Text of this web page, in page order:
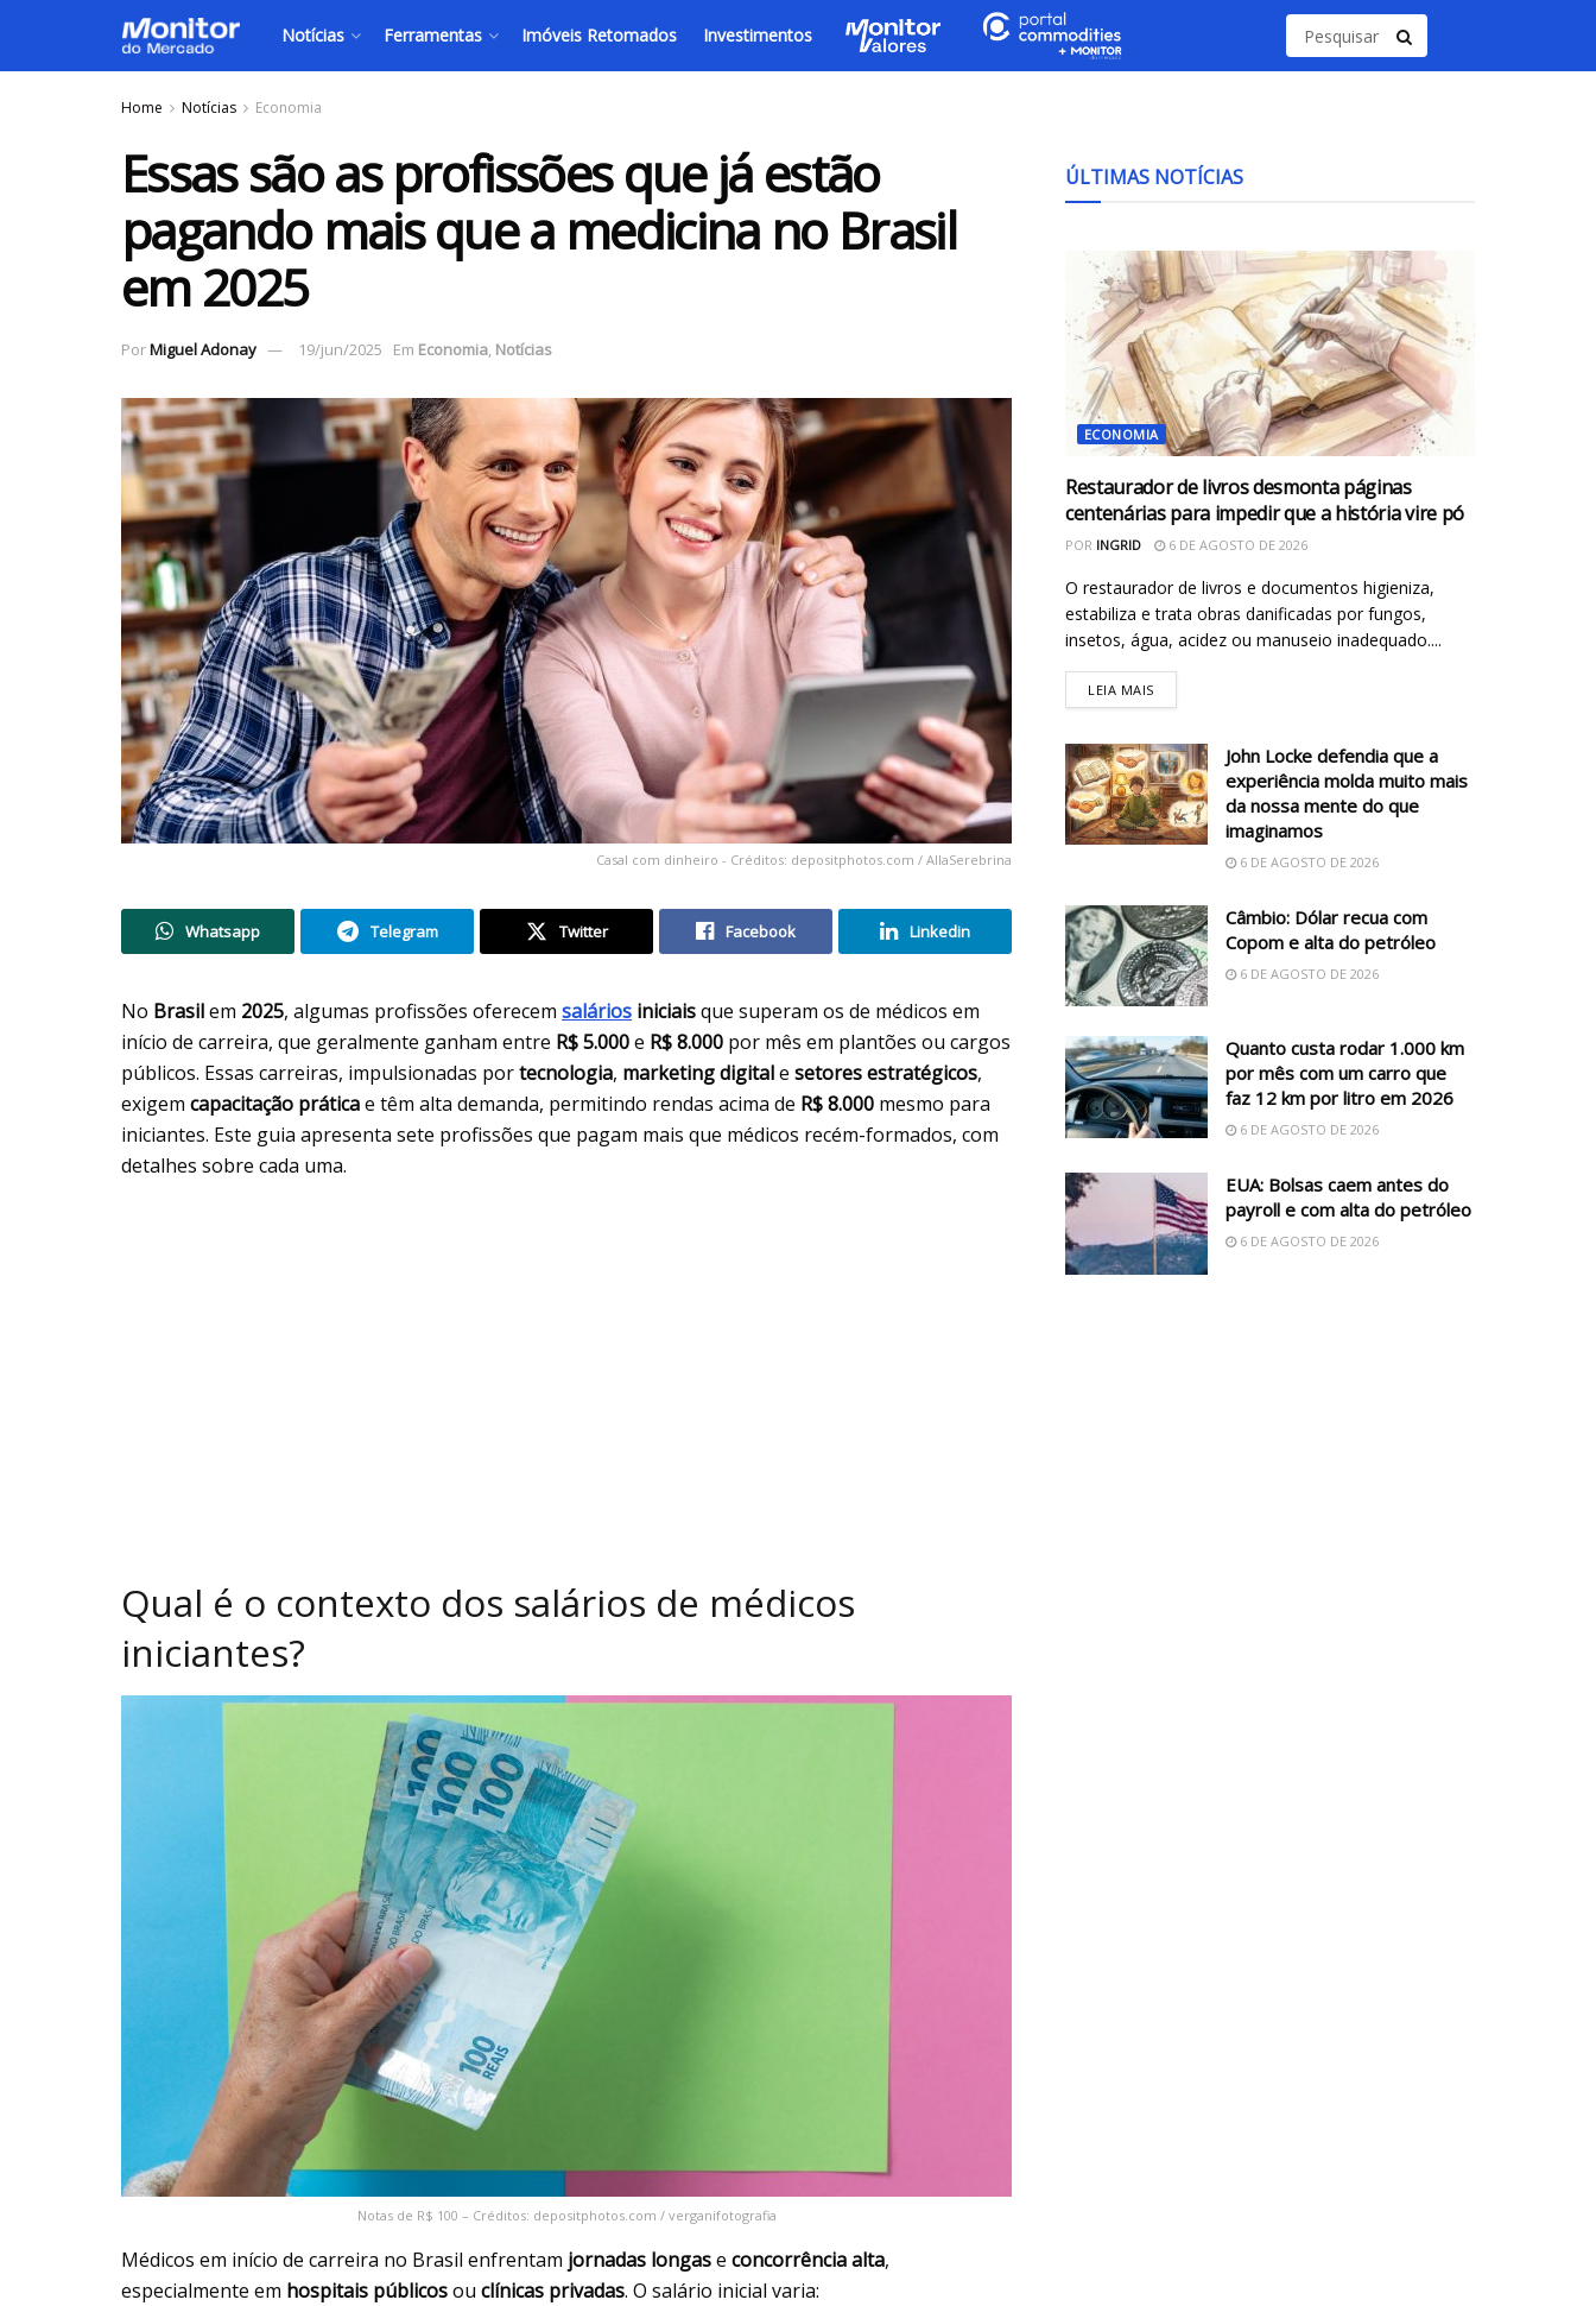
Notícias Ferramentas Imóveis Retomados Investimentos
Home Notícias Economia
Essas são as profissões que já estão
pagando mais que a medicina no Brasil
em 2025
PorMiguel Adonay 19/jun/2025 Em Economia, Notícias
Casal com dinheiro - Créditos: depositphotos.com / AllaSerebrina
Whatsapp Telegram Twitter Facebook Linkedin
No Brasilem 2025, algumas profissões oferecem salários iniciaisque superam os de médicos em
início de carreira, que geralmente ganham entre R$ 5.000e R$ 8.000 por mês em plantões ou cargos
públicos. Essas carreiras, impulsionadas portecnologia, marketing digitale setores estratégicos,
exigem capacitação práticae têm alta demanda, permitindo rendas acima de R$ 8.000 mesmo para
iniciantes. Este guia apresenta sete profissões que pagam mais que médicos recém-formados, com
detalhes sobre cada uma.
Qual é o contexto dos salários de médicos
iniciantes?
Notas de R$ 100 – Créditos: depositphotos.com / verganifotografia
Médicos em início de carreira no Brasil enfrentam jornadas longase concorrência alta,
especialmente em hospitais públicosou clínicas privadas. O salário inicial varia:
ÚLTIMAS NOTÍCIAS
ECONOMIA
Restaurador de livros desmonta páginas
centenárias para impedir que a história vire pó
POR INGRID 6 DE AGOSTO DE 2026
O restaurador de livros e documentos higieniza,
estabiliza e trata obras danificadas por fungos,
insetos, água, acidez ou manuseio inadequado....
LEIA MAIS
John Locke defendia que a
experiência molda muito mais
da nossa mente do que
imaginamos
6 DE AGOSTO DE 2026
Câmbio: Dólar recua com
Copom e alta do petróleo
6 DE AGOSTO DE 2026
Quanto custa rodar 1.000 km
por mês com um carro que
faz 12 km por litro em 2026
6 DE AGOSTO DE 2026
EUA: Bolsas caem antes do
payroll e com alta do petróleo
6 DE AGOSTO DE 2026